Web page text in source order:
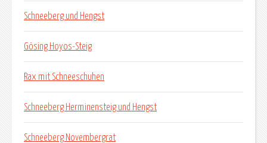
Schneeberg und Hengst
Gösing Hoyos-Steig
Rax mit Schneeschuhen
Schneeberg Herminensteig und Hengst
Schneeberg Novembergrat